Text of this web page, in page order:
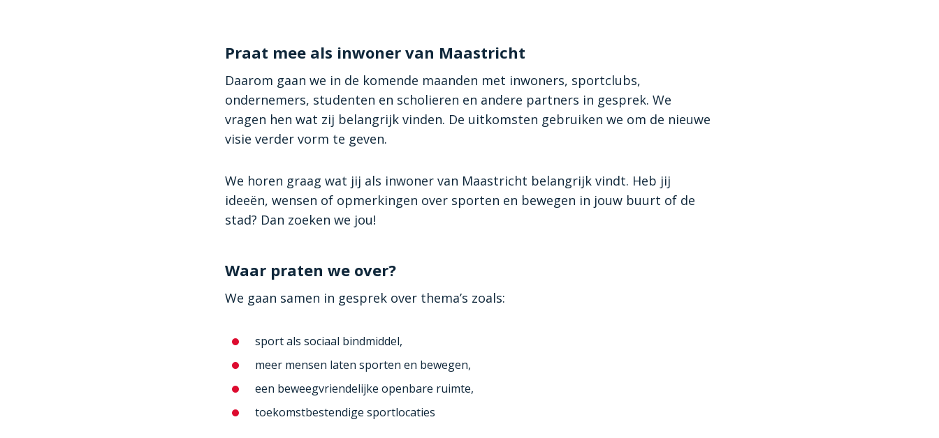
Praat mee als inwoner van Maastricht
Daarom gaan we in de komende maanden met inwoners, sportclubs,
ondernemers, studenten en scholieren en andere partners in gesprek. We
vragen hen wat zij belangrijk vinden. De uitkomsten gebruiken we om de nieuwe
visie verder vorm te geven.
We horen graag wat jij als inwoner van Maastricht belangrijk vindt. Heb jij
ideeën, wensen of opmerkingen over sporten en bewegen in jouw buurt of de
stad? Dan zoeken we jou!
Waar praten we over?
We gaan samen in gesprek over thema’s zoals:
sport als sociaal bindmiddel,
meer mensen laten sporten en bewegen,
een beweegvriendelijke openbare ruimte,
toekomstbestendige sportlocaties